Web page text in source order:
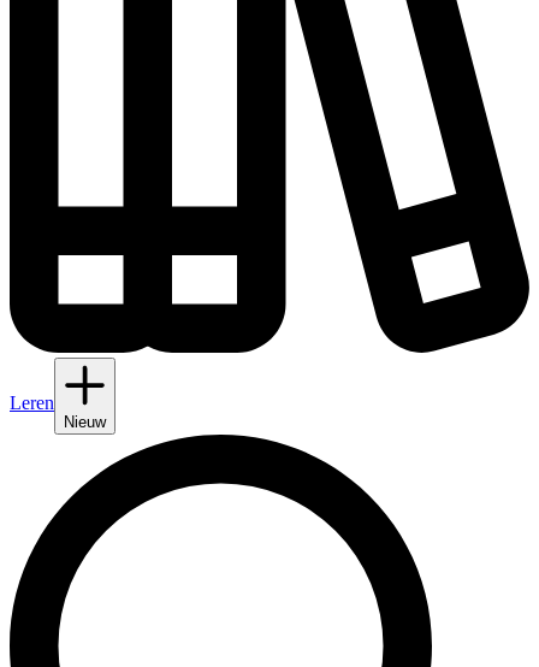
Leren
Nieuw